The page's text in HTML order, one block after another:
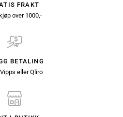
FRAKT
over 1000,-
BETALING
eller Qliro